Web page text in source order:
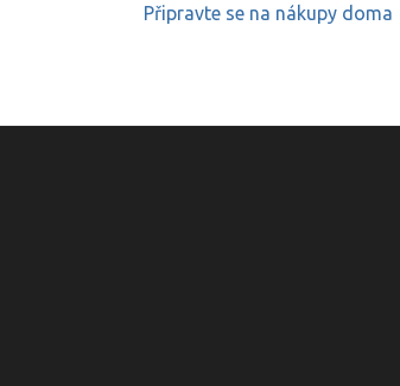
Připravte se na nákupy doma